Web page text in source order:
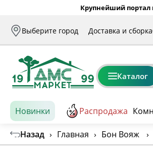
Крупнейший портал
Выберите город Доставка и сборка
Каталог
Новинки Распродажа
Назад › Главная › Бон Вояж ›